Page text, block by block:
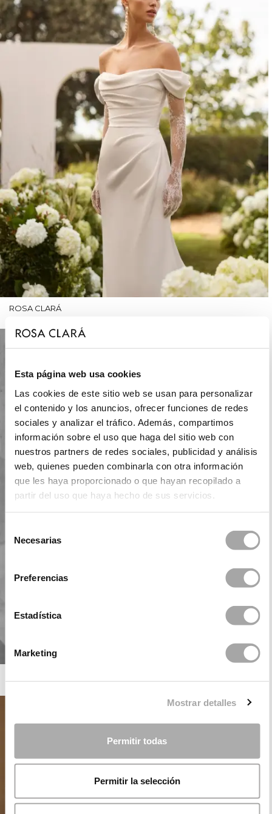
Esta página web usa cookies
Las cookies de este sitio web se usan para personalizar
el contenido y los anuncios, ofrecer funciones de redes
sociales y analizar el tráfico. Además, compartimos
información sobre el uso que haga del sitio web con
nuestros partners de redes sociales, publicidad y análisis
web, quienes pueden combinarla con otra información
que les haya proporcionado o que hayan recopilado a
partir del uso que haya hecho de sus servicios.
Necesarias
Preferencias
Estadística
Marketing
Mostrar detalles
Permitir todas
Permitir la selección
ROSA CLARÁ